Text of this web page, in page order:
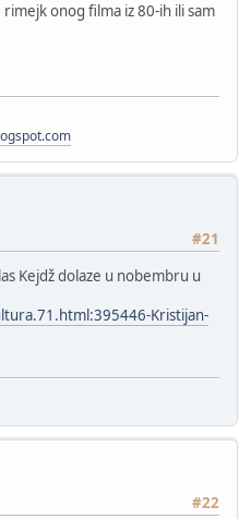
onog filma iz 80-ih ili sam
#21
Kejdž dolaze u nobembru u
Kristijan-
#22